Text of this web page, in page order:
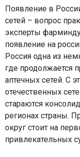
Появление в
сетей – вопрос
эксперты
появление на
Россия одна из
где продолжается
аптечных сетей. С
отечественных
стараются
регионах страны.
округ стоит на
привлекательных